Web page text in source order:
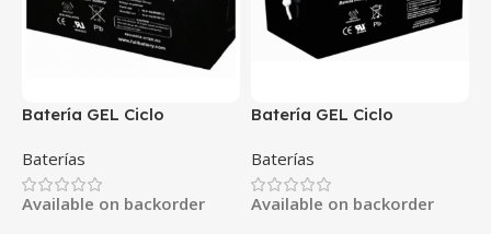
Batería GEL Ciclo
POWEST FLS122000DC |
Energía Solar | Deep Cycle
VRLA | Off-Grid
Baterías
Available on backorder
Batería GEL Ciclo
POWEST FLS122500DC |
Energía Solar | Deep Cycle
VRLA | Off-Grid
Baterías
Available on backorder